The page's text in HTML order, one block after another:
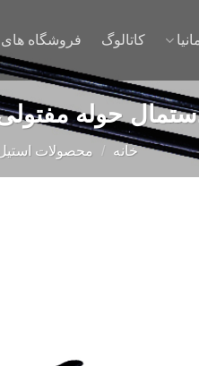
کاتالوگ فروشگاه های
حوله مفتولی
خانه / محصولات